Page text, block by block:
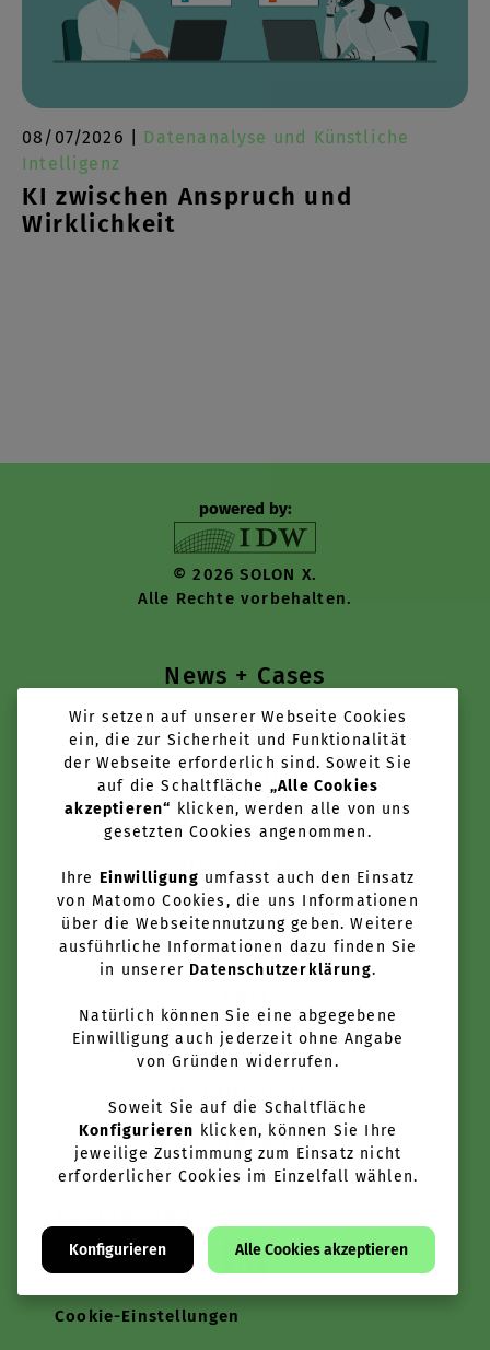
08/07/2026 | Datenanalyse und Künstliche
Intelligenz
KI zwischen Anspruch und
Wirklichkeit
News + Cases
Tools + Services
Über uns
Anbieter werden
Newsletter
Kontakt
Nutzungsbedingungen
Datenschutz
Impressum
Cookie-Einstellungen
powered by:
© 2026 SOLON X.
Alle Rechte vorbehalten.
Wir setzen auf unserer Webseite Cookies
ein, die zur Sicherheit und Funktionalität
der Webseite erforderlich sind. Soweit Sie
auf die Schaltfläche „Alle Cookies
akzeptieren“ klicken, werden alle von uns
gesetzten Cookies angenommen.
Ihre Einwilligung umfasst auch den Einsatz
von Matomo Cookies, die uns Informationen
über die Webseitennutzung geben. Weitere
ausführliche Informationen dazu finden Sie
in unserer Datenschutzerklärung.
Natürlich können Sie eine abgegebene
Einwilligung auch jederzeit ohne Angabe
von Gründen widerrufen.
Soweit Sie auf die Schaltfläche
Konfigurieren klicken, können Sie Ihre
jeweilige Zustimmung zum Einsatz nicht
erforderlicher Cookies im Einzelfall wählen.
Konfigurieren Alle Cookies akzeptieren